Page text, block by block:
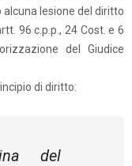
lesione del diritto
96 c.p.p., 24 Cost. e 6
del Giudice
di diritto:
del